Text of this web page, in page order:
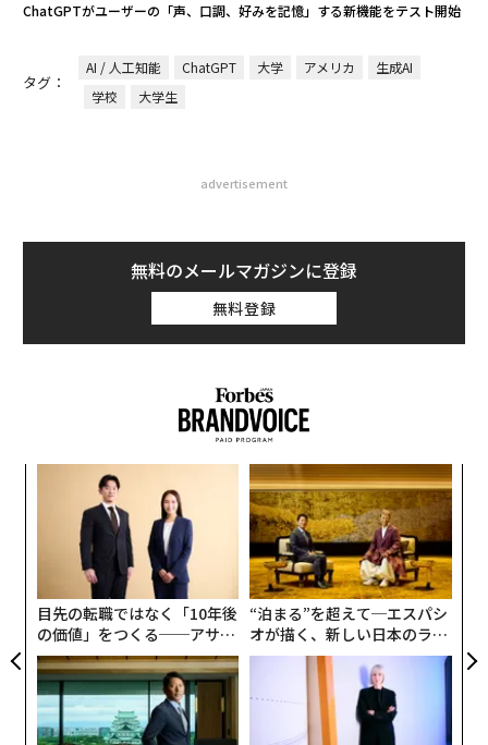
ChatGPTがユーザーの「声、口調、好みを記憶」する新機能をテスト開始
タグ：
AI / 人工知能 ChatGPT 大学 アメリカ
生成AI
学校
大学生
advertisement
無料のメールマガジンに登録
無料登録
目先の転職ではなく「10年後
の価値」をつくる──アサイ
ンの長期伴走型支援とは
“泊まる”を超えて─エスパシ
オが描く、新しい日本のラグ
ジュアリー（中編）